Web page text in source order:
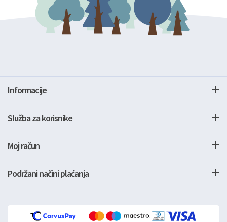
Informacije
Služba za korisnike
Moj račun
Podržani načini plaćanja